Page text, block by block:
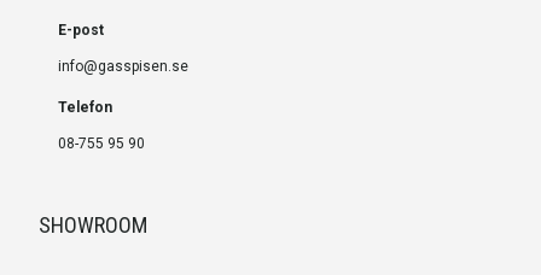
E-post
info@gasspisen.se
Telefon
08-755 95 90
SHOWROOM